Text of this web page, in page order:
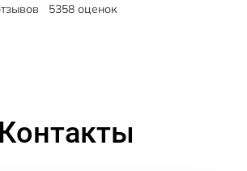
5358 оценок
Контакты